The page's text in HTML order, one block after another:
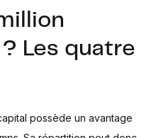
Les quatre
possède un avantage